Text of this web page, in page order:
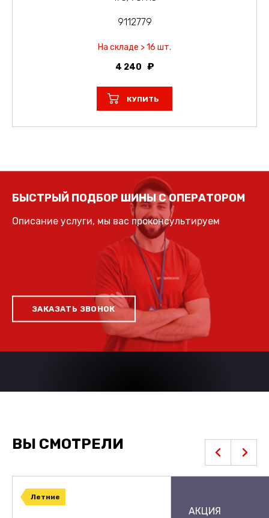
9112779
На складе > 16 шт.
4 240
КУПИТЬ
БЫСТРЫЙ ПОДБОР ШИНЫ С ОПЕРАТОРОМ
Описание услуги, мы вас проконсультируем
ЗАКАЗАТЬ ЗВОНОК
ВЫ СМОТРЕЛИ
Летние
АКЦИЯ